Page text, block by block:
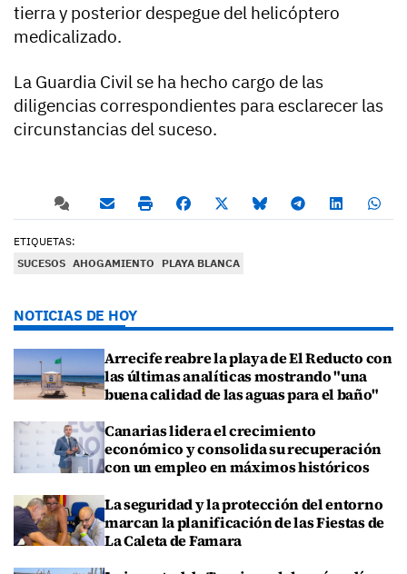
tierra y posterior despegue del helicóptero
medicalizado.
La Guardia Civil se ha hecho cargo de las
diligencias correspondientes para esclarecer las
circunstancias del suceso.
ETIQUETAS:
SUCESOS AHOGAMIENTO PLAYA BLANCA
NOTICIAS DE HOY
Arrecife reabre la playa de El Reducto con
las últimas analíticas mostrando "una
buena calidad de las aguas para el baño"
Canarias lidera el crecimiento
económico y consolida su recuperación
con un empleo en máximos históricos
La seguridad y la protección del entorno
marcan la planificación de las Fiestas de
La Caleta de Famara